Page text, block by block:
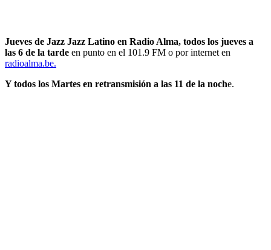
Jueves de Jazz Jazz Latino en Radio Alma, todos los jueves a
las 6 de la tarde en punto en el 101.9 FM o por internet en
radioalma.be.
Y todos los Martes en retransmisión a las 11 de la noche.